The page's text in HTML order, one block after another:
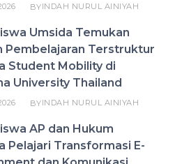
BYINDAH NURUL AINIYAH
Umsida Temukan
Pembelajaran Terstruktur
Student Mobility di
University Thailand
BYINDAH NURUL AINIYAH
AP dan Hukum
Pelajari Transformasi E-